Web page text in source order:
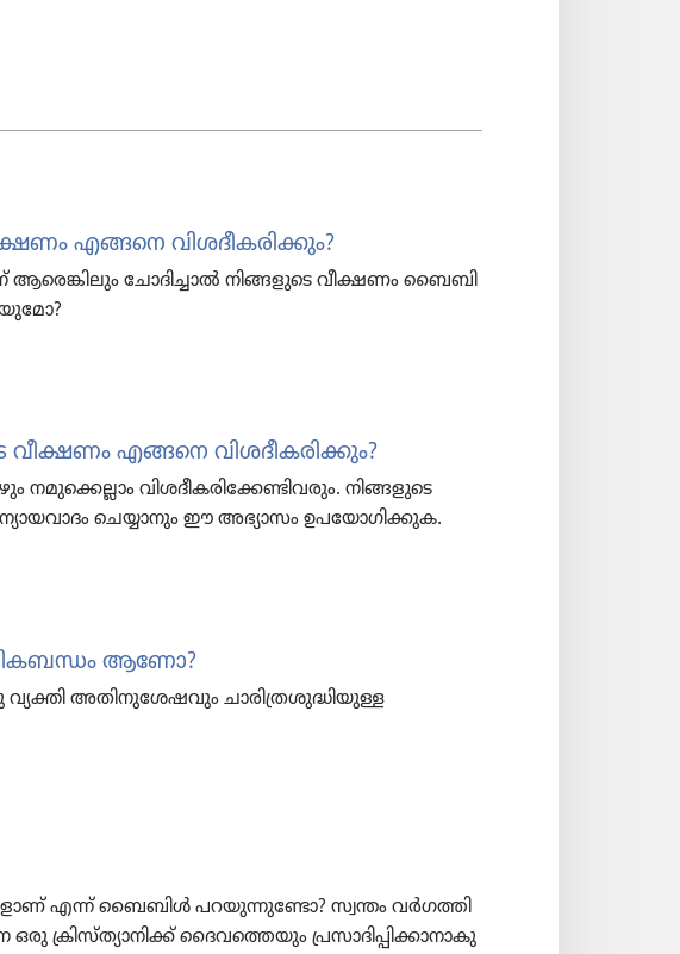
എങ്ങനെ വിശദീ​ക​രി​ക്കും?
ആരെങ്കി​ലും ചോദി​ച്ചാൽ നിങ്ങളു​ടെ വീക്ഷണം ബൈബി​
എങ്ങനെ വിശദീകരിക്കും?
നമു​ക്കെ​ല്ലാം വിശദീകരിക്കേണ്ടിവരും. നിങ്ങളു​ടെ
ചെയ്യാ​നും ഈ അഭ്യാസം ഉപയോ​ഗി​ക്കു​ക.
ആണോ?
വ്യക്തി അതിനു​ശേ​ഷ​വും ചാരി​ത്ര​ശു​ദ്ധി​യു​ള്ള
എന്ന്‌ ബൈബിൾ പറയു​ന്നു​ണ്ടോ? സ്വന്തം വർഗത്തി​
ക്രിസ്‌ത്യാ​നിക്ക്‌ ദൈവ​ത്തെ​യും പ്രസാ​ദി​പ്പി​ക്കാ​നാ​കു​